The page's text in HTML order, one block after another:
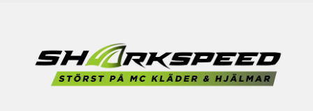
- CE GODKÄND CLASS AA EN17092
- Avtagbar halvfoder med dragkedja